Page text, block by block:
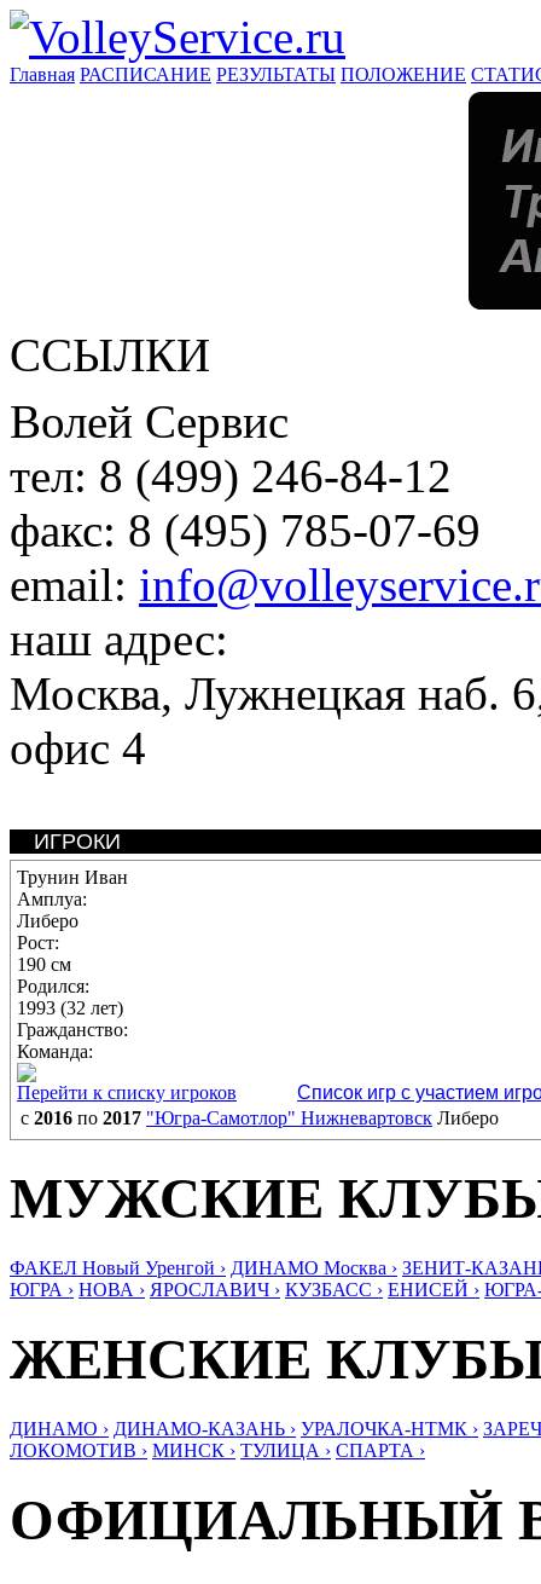
Главная РАСПИСАНИЕ РЕЗУЛЬТАТЫ ПОЛОЖЕНИЕ
ССЫЛКИ
Волей Сервис
тел: 8 (499) 246-84-12
факс: 8 (495) 785-07-69
email:
наш адрес:
Москва, Лужнецкая наб.
офис 4
ИГРОКИ
Трунин Иван
Амплуа:
Либеро
Рост:
190 см
Родился:
1993 (32 лет)
Гражданство:
Команда:
Перейти к списку игроков
Список игр с участием
с 2016 по 2017 "Югра-Самотлор" Нижневартовск Либеро
МУЖСКИЕ
ФАКЕЛ Новый Уренгой › ДИНАМО Москва › ЗЕНИТ-
ЮГРА › НОВА › ЯРОСЛАВИЧ › КУЗБАСС › ЕНИСЕЙ ›
ЖЕНСКИЕ
ДИНАМО › ДИНАМО-КАЗАНЬ › УРАЛОЧКА-НТМК ›
ЛОКОМОТИВ › МИНСК › ТУЛИЦА › СПАРТА ›
ОФИЦИАЛЬНЫЙ